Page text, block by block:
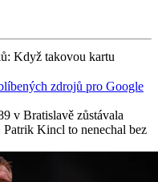
Když takovou kartu
zdrojů pro Google
v Bratislavě zůstávala
Patrik Kincl to nenechal bez